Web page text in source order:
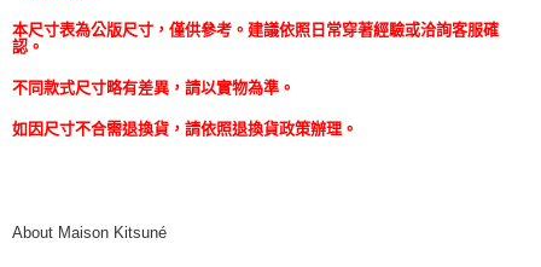
本尺寸表為公版尺寸，僅供參考。建議依照日常穿著經驗或洽詢客服確
認。
不同款式尺寸略有差異，請以實物為準。
如因尺寸不合需退換貨，請依照退換貨政策辦理。
About Maison Kitsuné